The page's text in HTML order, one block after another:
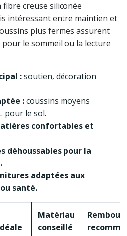
creuse siliconée
intéressant entre maintien et
plus fermes assurent
le sommeil ou la lecture
:soutien, décoration
:coussins moyens
pour le sol.
confortables et
déhoussables pour la
adaptées aux
santé.
Matériau
conseillé